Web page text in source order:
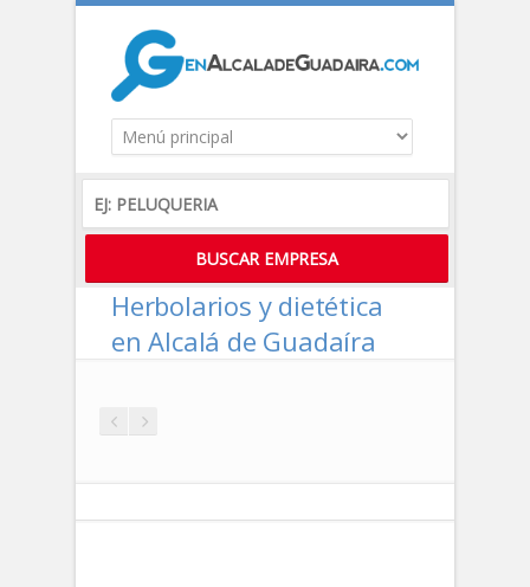
Herbolarios y dietética
en Alcalá de Guadaíra
DESTACADO DESTACADO